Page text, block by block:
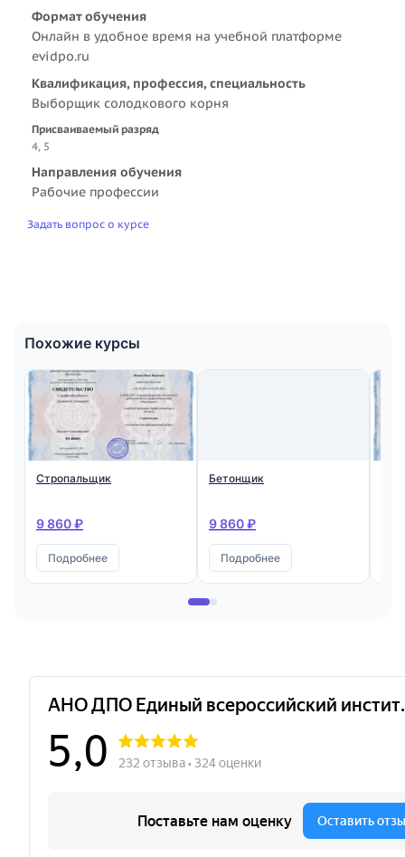
Формат обучения
Онлайн в удобное время на учебной платформе
evidpo.ru
Квалификация, профессия, специальность
Выборщик солодкового корня
Присваиваемый разряд
4, 5
Направления обучения
Рабочие профессии
Задать вопрос о курсе
Похожие курсы
Стропальщик
9 860 ₽
Подробнее
Бетонщик
9 860 ₽
Подробнее